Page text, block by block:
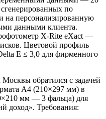
по
на персонализированную
данными клиента.
X-Rite eXact —
Цветовой профиль
E ≤ 3,0 для фирменного
Москвы обратился с задачей
А4 (210×297 мм) в
мм — 3 фальца) для
доход». Требования: